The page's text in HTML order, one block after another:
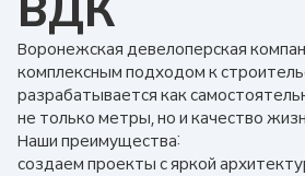
Воронежская девелоперская
комплексным подходом к
разрабатывается как
не только метры, но и качество
Наши преимущества:
создаем проекты с яркой